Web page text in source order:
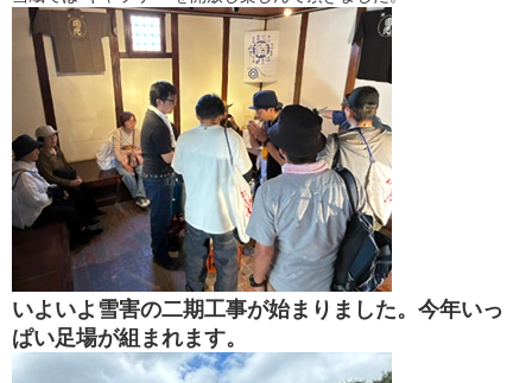
いよいよ雪害の二期工事が始まりました。今年いっ
ぱい足場が組まれます。